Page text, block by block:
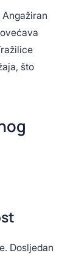
Angažiran
što
Dosljedan